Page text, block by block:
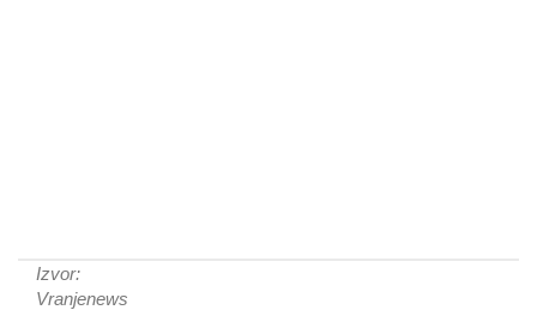
Izvor:
Vranjenews